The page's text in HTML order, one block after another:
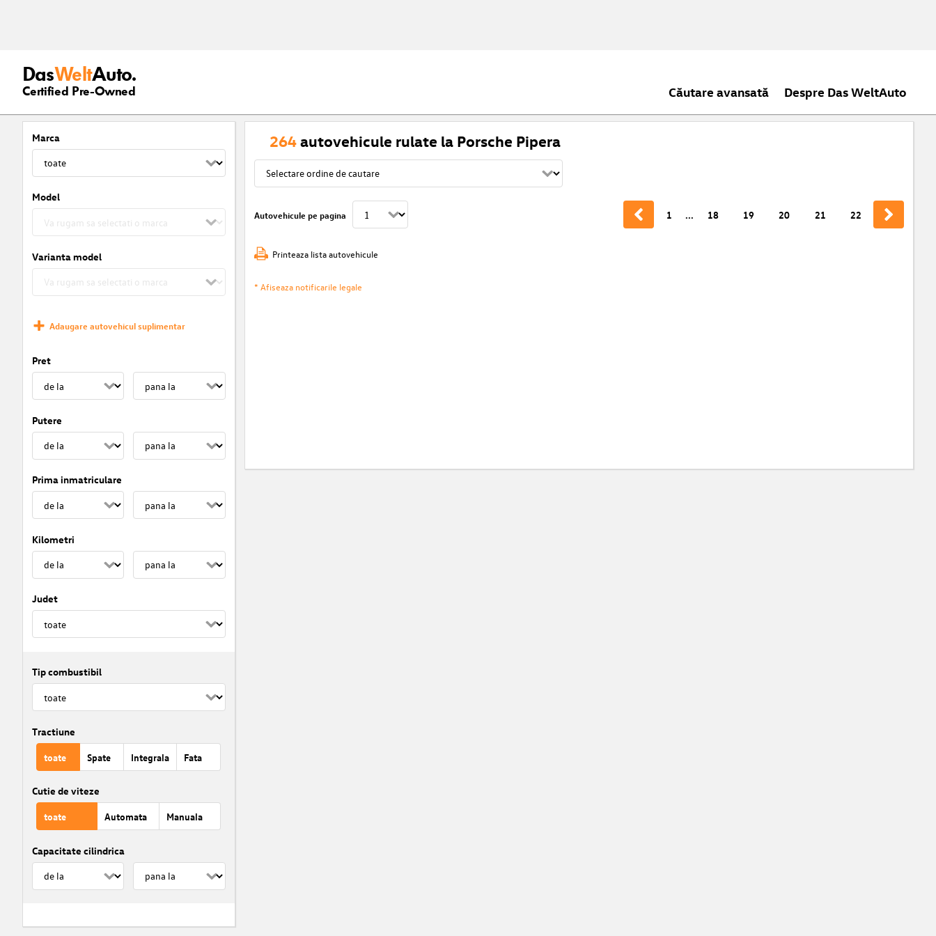
DasWeltAuto.
Certified Pre-Owned Căutare avansată Despre Das WeltAuto
Marca
Model
Varianta model
Adaugare autovehicul suplimentar
Pret
Putere
Prima inmatriculare
Kilometri
Judet
Tip combustibil
Tractiune
toate Spate Integrala Fata
Cutie de viteze
toate Automata Manuala
Capacitate cilindrica
264autovehicule rulate la Porsche Pipera
Autovehicule pe pagina 1 ... 18 19 20 21 22
Printeaza lista autovehicule
* Afiseaza notificarile legale